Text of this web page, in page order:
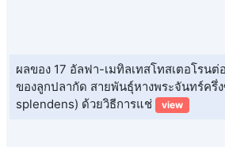
ผลของ 17 อัลฟา-เมทิลเทสโทสเตอโรนต่
ของลูกปลากัด สายพันธุ์หางพระจันทร์ครึ่
splendens) ด้วยวิธีการแช่
view